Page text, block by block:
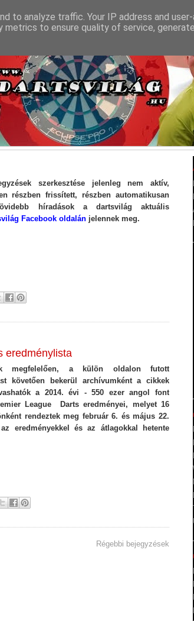
szerkesztése jelenleg nem aktív,
részben frissített, részben automatikusan
híradások a dartsvilág aktuális
Facebook oldalán jelennek meg.
eredménylista
megfelelően, a külön oldalon futott
követően bekerül archívumként a cikkek
a 2014. évi - 550 ezer angol font
League Darts eredményei, melyet 16
rendeztek meg február 6. és május 22.
eredményekkel és az átlagokkal hetente
Régebbi bejegyzések
to analyze traffic. Your IP address and
to ensure quality of service,